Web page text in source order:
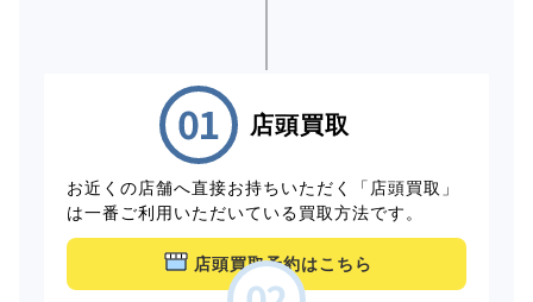
店頭買取
お近くの店舗へ直接お持ちいただく「店頭買取」
は一番ご利用いただいている買取方法です。
店頭買取予約はこちら